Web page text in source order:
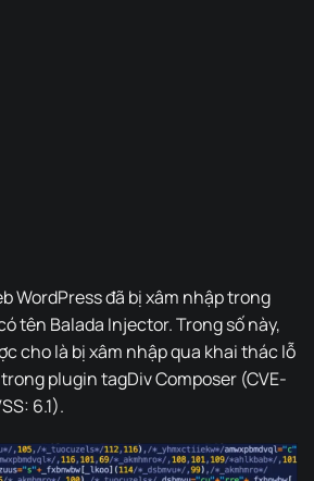
WordPress đã bị xâm nhập trong
tên Balada Injector. Trong số này,
cho là bị xâm nhập qua khai thác lỗ
plugin tagDiv Composer (CVE-
6.1).